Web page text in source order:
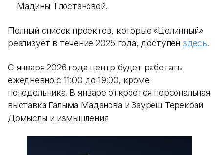
Мадины Тлостановой.
Полный список проектов, которые «Целинный»
реализует в течение 2025 года, доступен здесь.
С января 2026 года центр будет работать
ежедневно с 11:00 до 19:00, кроме
понедельника. В январе откроется персональная
выставка Галыма Маданова и Зауреш Терекбай
Домыслы и измышления.